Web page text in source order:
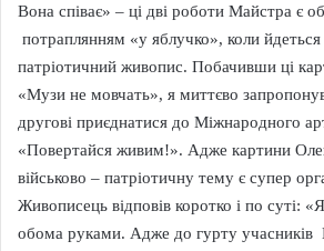
Вона співає» – ці дві роботи Майстра є
потраплянням «у яблучко», коли
патріотичний живопис. Побачивши ці
«Музи не мовчать», я миттєво
другові приєднатися до Міжнародного
«Повертайся живим!». Адже картини
військово – патріотичну тему є супер
Живописець відповів коротко і по суті:
обома руками. Адже до гурту учасників